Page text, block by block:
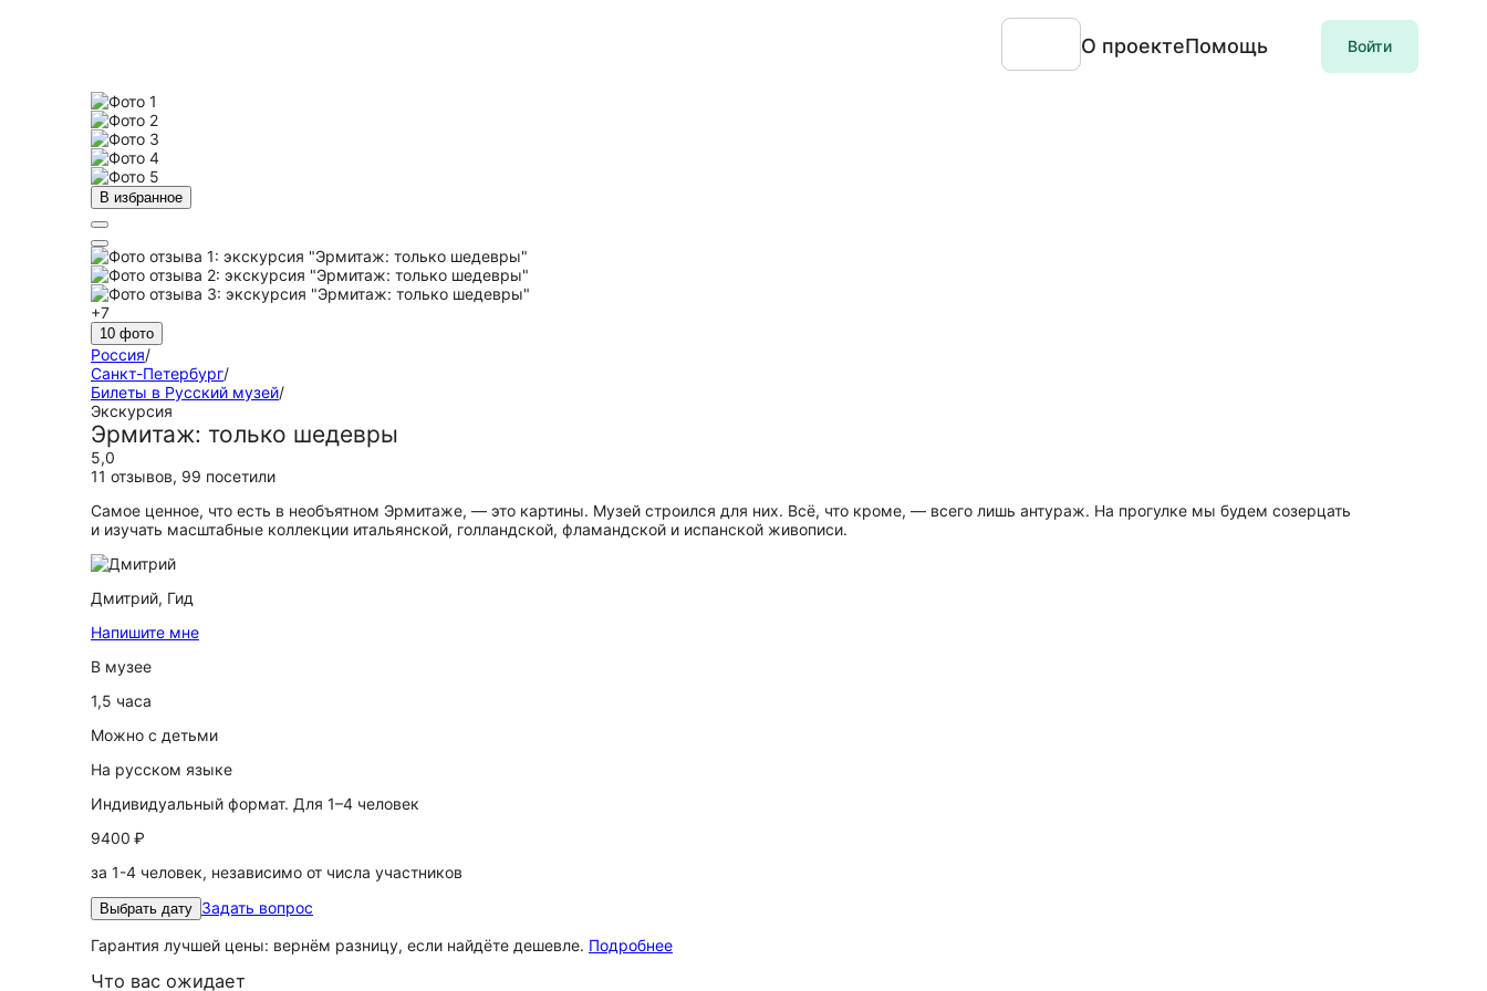
О проектеПомощь Войти
В избранное
+7
10 фото
Россия/
Санкт-Петербург/
Билеты в Русский музей/
Экскурсия
Эрмитаж: только шедевры
5,0
11 отзывов, 99 посетили
Самое ценное, что есть в необъятном Эрмитаже, — это картины. Музей строился для них. Всё, что кроме, — всего лишь антураж. На прогулке мы будем созерцать
и изучать масштабные коллекции итальянской, голландской, фламандской и испанской живописи.
Дмитрий, Гид
Напишите мне
В музее
1,5 часа
Можно с детьми
На русском языке
Индивидуальный формат. Для 1–4 человек
9400 ₽
за 1-4 человек, независимо от числа участников
Выбрать дату Задать вопрос
Гарантия лучшей цены: вернём разницу, если найдёте дешевле. Подробнее
Что вас ожидает